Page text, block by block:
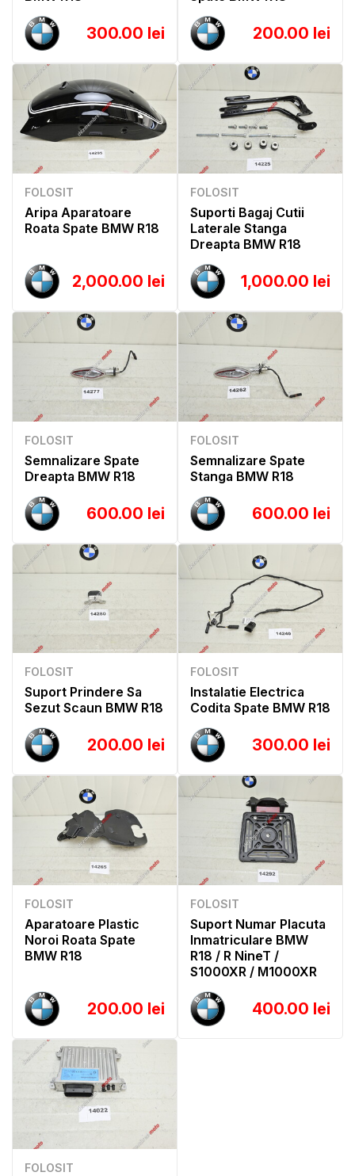
300.00 lei 200.00 lei
FOLOSIT
Aripa Aparatoare
Roata Spate BMW R18
2,000.00 lei
FOLOSIT
Suporti Bagaj Cutii
Laterale Stanga
Dreapta BMW R18
1,000.00 lei
FOLOSIT
Semnalizare Spate
Dreapta BMW R18
600.00 lei
FOLOSIT
Semnalizare Spate
Stanga BMW R18
600.00 lei
FOLOSIT
Suport Prindere Sa
Sezut Scaun BMW R18
200.00 lei
FOLOSIT
Instalatie Electrica
Codita Spate BMW R18
300.00 lei
FOLOSIT
Aparatoare Plastic
Noroi Roata Spate
BMW R18
200.00 lei
FOLOSIT
Suport Numar Placuta
Inmatriculare BMW
R18 / R NineT /
S1000XR / M1000XR
400.00 lei
FOLOSIT